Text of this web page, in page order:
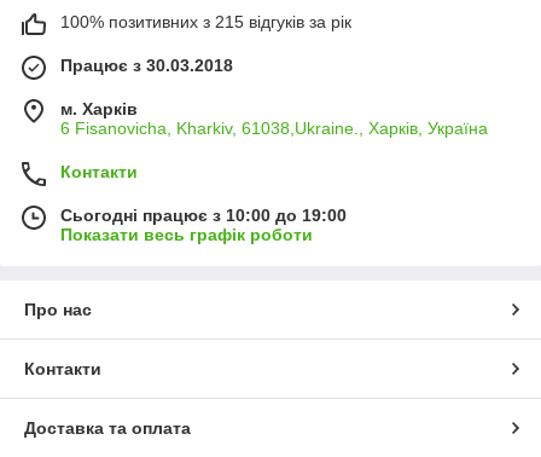
100% позитивних з 215 відгуків за рік
Працює з 30.03.2018
м. Харків
6 Fisanovicha, Kharkiv, 61038,Ukraine., Харків, Україна
Контакти
Сьогодні працює з 10:00 до 19:00
Показати весь графік роботи
Про нас
Контакти
Доставка та оплата